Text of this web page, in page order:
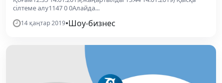
сілтеме алу1147 0 0Алайда...
14 қаңтар 2019•Шоу-бизнес